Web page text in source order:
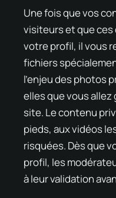
Une fois que vos
visiteurs et que ces
votre profil, il vous
fichiers
l’enjeu des photos
elles que vous allez
site. Le contenu
pieds, aux vidéos
risquées. Dès que
profil, les
à leur validation